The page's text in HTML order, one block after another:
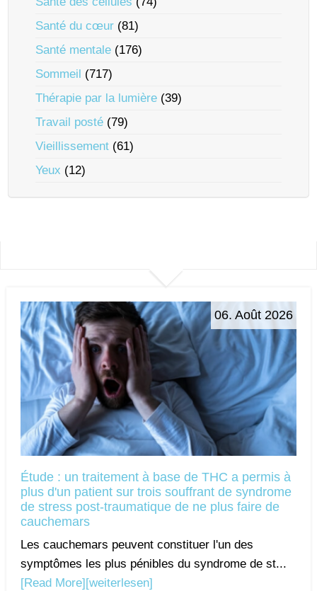
Santé du cœur (81)
Santé mentale (176)
Sommeil (717)
Thérapie par la lumière (39)
Travail posté (79)
Vieillissement (61)
Yeux (12)
06. Août 2026
Étude : un traitement à base de THC a permis à
plus d'un patient sur trois souffrant de syndrome
de stress post-traumatique de ne plus faire de
cauchemars
Les cauchemars peuvent constituer l'un des
symptômes les plus pénibles du syndrome de st...
[Read More] [weiterlesen]